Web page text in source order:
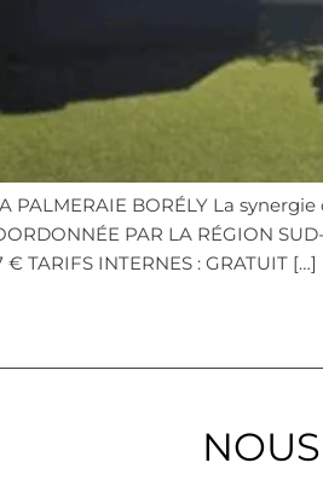
PALMERAIE BORÉLY La
PAR LA RÉGION
TARIFS INTERNES : GRATUIT […]